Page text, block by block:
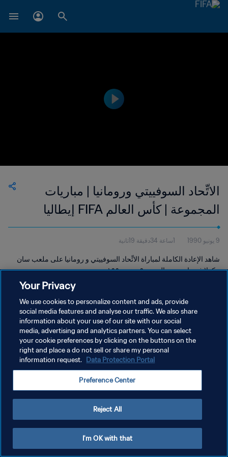
الاتِّحاد السوفييتي ورومانيا | مباريات
المجموعة | كأس العالم FIFA إيطاليا
١٩٩٠ | إعادة المباراة
9 يونيو 1990 1ساعة 34دقيقة 19ثانية
شاهد الإعادة الكاملة لمباراة الاتِّحاد السوفييتي و رومانيا على ملعب سان
نيكولا في باري يوم السبت ٩ يونيو ١٩٩٠.
سياسة الخصوصية
إدارة تفضيلات ملفات تعريف الارتباط
Your Privacy
We use cookies to personalize content and ads, provide
social media features and analyse our traffic. We also share
information about your use of our site with our social
media, advertising and analytics partners. You can select
your cookie preferences by clicking on the buttons on the
right and place a do not sell or share my personal
information request. Data Protection Portal
Preference Center
Reject All
I'm OK with that